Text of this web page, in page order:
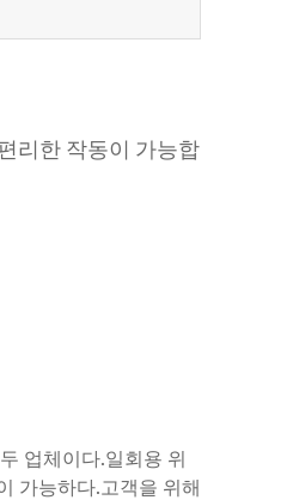
리한 작동이 가능합
업체이다.일회용 위
가능하다.고객을 위해